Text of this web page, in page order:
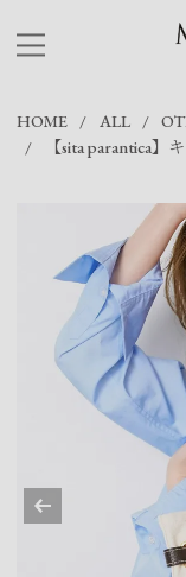
HOME ALL
【sita parantica】